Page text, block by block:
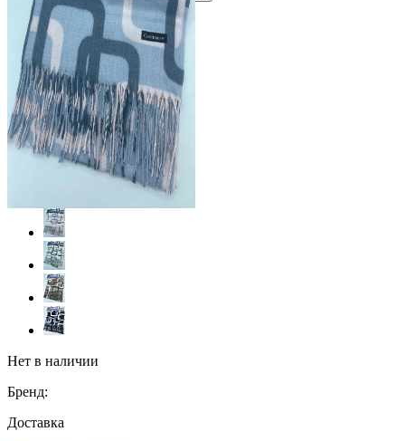
Оптом
Цвет:
Нет в наличии
Бренд:
Доставка